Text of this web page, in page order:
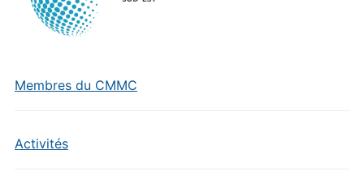
Membres du CMMC
Activités